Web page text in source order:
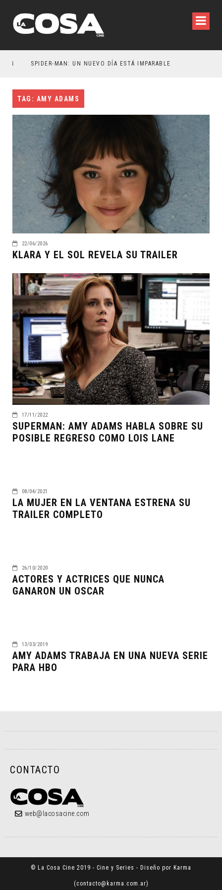
SPIDER-MAN: UN NUEVO DÍA ESTÁ IMPARABLE
TAG: AMY ADAMS
22/06/2026
KLARA Y EL SOL REVELA SU TRAILER
17/11/2022
SUPERMAN: AMY ADAMS HABLA SOBRE SU
POSIBLE REGRESO COMO LOIS LANE
08/04/2021
LA MUJER EN LA VENTANA ESTRENA SU
TRAILER COMPLETO
26/10/2020
ACTORES Y ACTRICES QUE NUNCA
GANARON UN OSCAR
13/03/2019
AMY ADAMS TRABAJA EN UNA NUEVA SERIE
PARA HBO
CONTACTO
web@lacosacine.com
© La Cosa Cine 2019 - Cine y Series - Diseño por Karma
(contacto@karma.com.ar)